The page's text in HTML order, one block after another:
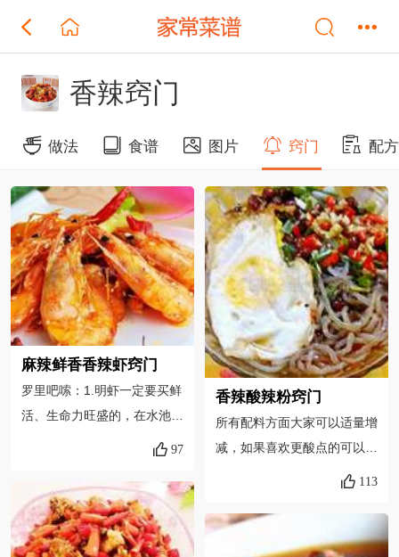
香辣窍门
做法 食谱 图片 窍门 配方
麻辣鲜香香辣虾窍门
罗里吧嗦：1.明虾一定要买鲜
活、生命力旺盛的，在水池中
摸虾的时候应该抓能大力弹跳
了让他吐脏，而是为了析出虾
体内残留的海水晶，海水晶是
小贩用来配合冰水养虾的化合
97
香辣酸辣粉窍门
所有配料方面大家可以适量增
减，如果喜欢更酸点的可以多
加点陈醋呀，红薯粉因之前有
煮太久了，免得太软太烂不好
吃哦，刚好熟就好，这样粉丝
113